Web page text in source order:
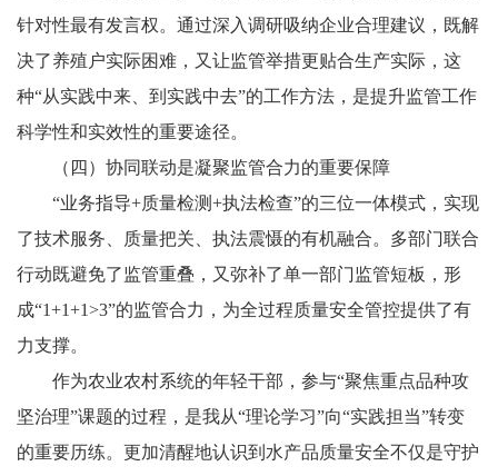
针对性最有发言权。通过深入调研吸纳企业合理建议，既解
决了养殖户实际困难，又让监管举措更贴合生产实际，这
种“从实践中来、到实践中去”的工作方法，是提升监管工作
科学性和实效性的重要途径。
（四）协同联动是凝聚监管合力的重要保障
“业务指导+质量检测+执法检查”的三位一体模式，实现
了技术服务、质量把关、执法震慑的有机融合。多部门联合
行动既避免了监管重叠，又弥补了单一部门监管短板，形
成“1+1+1>3”的监管合力，为全过程质量安全管控提供了有
力支撑。
作为农业农村系统的年轻干部，参与“聚焦重点品种攻
坚治理”课题的过程，是我从“理论学习”向“实践担当”转变
的重要历练。更加清醒地认识到水产品质量安全不仅是守护